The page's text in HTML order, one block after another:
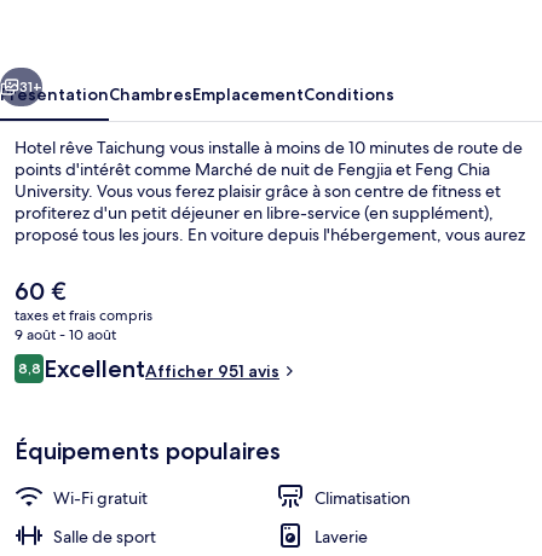
Suivant
31+
PrésentationChambresEmplacementConditions
Hotel rêve Taichung vous installe à moins de 10 minutes de route de
points d'intérêt comme Marché de nuit de Fengjia et Feng Chia
University. Vous vous ferez plaisir grâce à son centre de fitness et
profiterez d'un petit déjeuner en libre-service (en supplément),
proposé tous les jours. En voiture depuis l'hébergement, vous aurez
Parc Zhongzheng de Taichung. Les autres voyageurs ne disent que
du bien en ce qui concerne la présentation générale.
Le
prix
actuel
est
de
60 €
taxes et frais compris
9 août - 10 août
Avis
voyageurs
8,88,8 sur 10
ExcellentAfficher 951 avis
Équipements populaires
Wi-Fi gratuit
Climatisation
Salle de sport
Laverie